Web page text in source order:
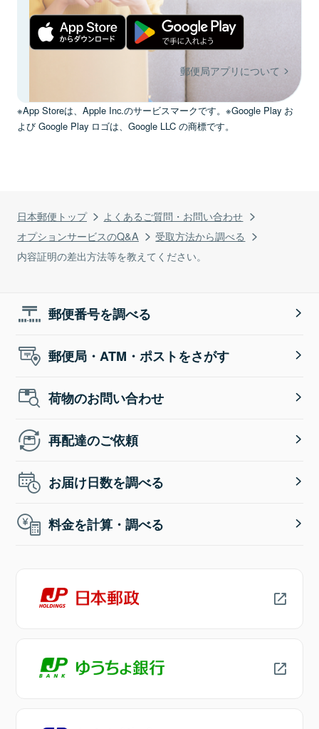
日本郵便トップ
よくあるご質問・お問い合わせ
オプションサービスのQ&A
受取方法から調べる
内容証明の差出方法等を教えてください。
郵便局アプリについて
※App Storeは、Apple Inc.のサービスマークです。※Google Play お
よび Google Play ロゴは、Google LLC の商標です。
郵便番号を調べる
郵便局・ATM・ポストをさがす
荷物のお問い合わせ
再配達のご依頼
お届け日数を調べる
料金を計算・調べる